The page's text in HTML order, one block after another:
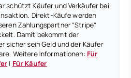
schützt Käufer und Verkäufer bei
Direkt-Käufe werden
Zahlungspartner "Stripe"
Damit bekommt der
sicher sein Geld und der Käufer
Weitere Informationen: Für
| Für Käufer